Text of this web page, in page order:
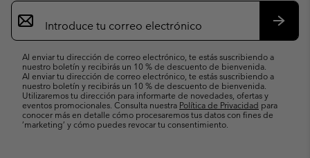
Suscripción
de
correo
Al enviar tu dirección de correo electrónico, te estás suscribiendo a
nuestro boletín y recibirás un 10 % de descuento de bienvenida.
Al enviar tu dirección de correo electrónico, te estás suscribiendo a
nuestro boletín y recibirás un 10 % de descuento de bienvenida.
Utilizaremos tu dirección para informarte de novedades, ofertas y
eventos promocionales. Consulta nuestra Política de Privacidad para
conocer más en detalle cómo procesaremos tus datos con fines de
’marketing’ y cómo puedes revocar tu consentimiento.